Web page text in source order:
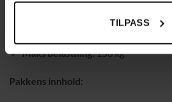
TILPASS
Maks belastning:150 kg
Pakkens innhold: